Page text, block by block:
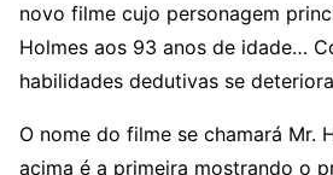
novo filme cujo personagem
Holmes aos 93 anos de idade…
habilidades dedutivas se
O nome do filme se chamará Mr.
acima é a primeira mostrando o